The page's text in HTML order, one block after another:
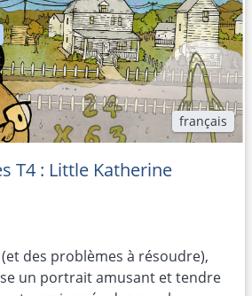
français
T4 : Little Katherine
des problèmes à résoudre),
un portrait amusant et tendre